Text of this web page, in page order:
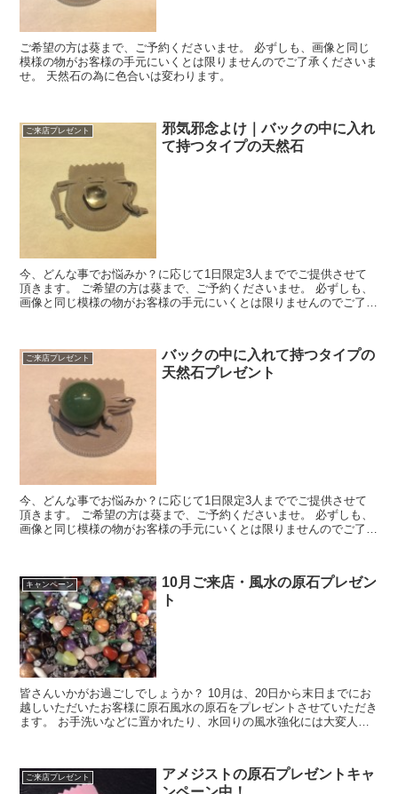
ご希望の方は葵まで、ご予約くださいませ。 必ずしも、画像と同じ
模様の物がお客様の手元にいくとは限りませんのでご了承くださいま
せ。 天然石の為に色合いは変わります。
ご来店プレゼント
邪気邪念よけ｜バックの中に入れ
て持つタイプの天然石
今、どんな事でお悩みか？に応じて1日限定3人まででご提供させて
頂きます。 ご希望の方は葵まで、ご予約くださいませ。 必ずしも、
画像と同じ模様の物がお客様の手元にいくとは限りませんのでご了承
ご来店プレゼント
バックの中に入れて持つタイプの
天然石プレゼント
今、どんな事でお悩みか？に応じて1日限定3人まででご提供させて
頂きます。 ご希望の方は葵まで、ご予約くださいませ。 必ずしも、
画像と同じ模様の物がお客様の手元にいくとは限りませんのでご了承
キャンペーン
10月ご来店・風水の原石プレゼン
ト
皆さんいかがお過ごしでしょうか？ 10月は、20日から末日までにお
越しいただいたお客様に原石風水の原石をプレゼントさせていただき
ます。 お手洗いなどに置かれたり、水回りの風水強化には大変人気
ご来店プレゼント
アメジストの原石プレゼントキャ